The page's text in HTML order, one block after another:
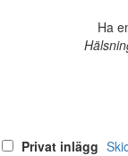
Ha
Privat inlägg